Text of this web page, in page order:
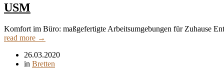
USM
Komfort im Büro: maßgefertigte Arbeitsumgebungen für Zuhause
read more →
26.03.2020
in Bretten